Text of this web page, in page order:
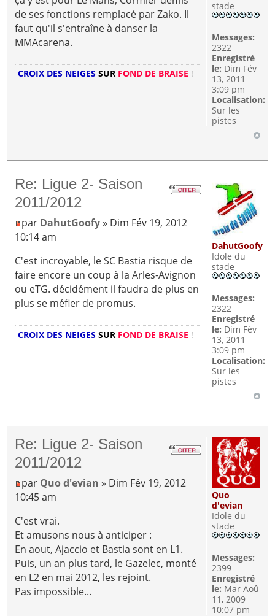
de ses fonctions remplacé par Zako. Il
faut qu'il s'entraîne à danser la
MMAcarena.
CROIX DES NEIGES SUR FOND DE BRAISE !
stade
Messages:
2322
Enregistré
le: Dim Fév
13, 2011
3:09 pm
Localisation:
Sur les
pistes
Re: Ligue 2- Saison
2011/2012
par DahutGoofy» Dim Fév 19, 2012
10:14 am
C'est incroyable, le SC Bastia risque de
faire encore un coup à la Arles-Avignon
ou eTG. décidément il faudra de plus en
plus se méfier de promus.
CROIX DES NEIGES SUR FOND DE BRAISE !
DahutGoofy
Idole du
stade
Messages:
2322
Enregistré
le: Dim Fév
13, 2011
3:09 pm
Localisation:
Sur les
pistes
Re: Ligue 2- Saison
2011/2012
par Quo d'evian » Dim Fév 19, 2012
10:45 am
C'est vrai.
Et amusons nous à anticiper :
En aout, Ajaccio et Bastia sont en L1.
Puis, un an plus tard, le Gazelec, monté
en L2 en mai 2012, les rejoint.
Pas impossible...
Quo
d'evian
Idole du
stade
Messages:
2399
Enregistré
le: Mar Aoû
11, 2009
10:07 pm